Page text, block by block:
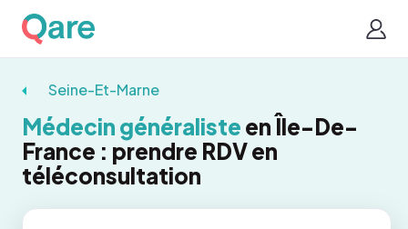
Seine-Et-Marne
Médecin généraliste en Île-De-
France : prendre RDV en
téléconsultation